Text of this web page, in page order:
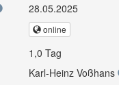
28.05.2025
online
1,0 Tag
Karl-Heinz Voßhans